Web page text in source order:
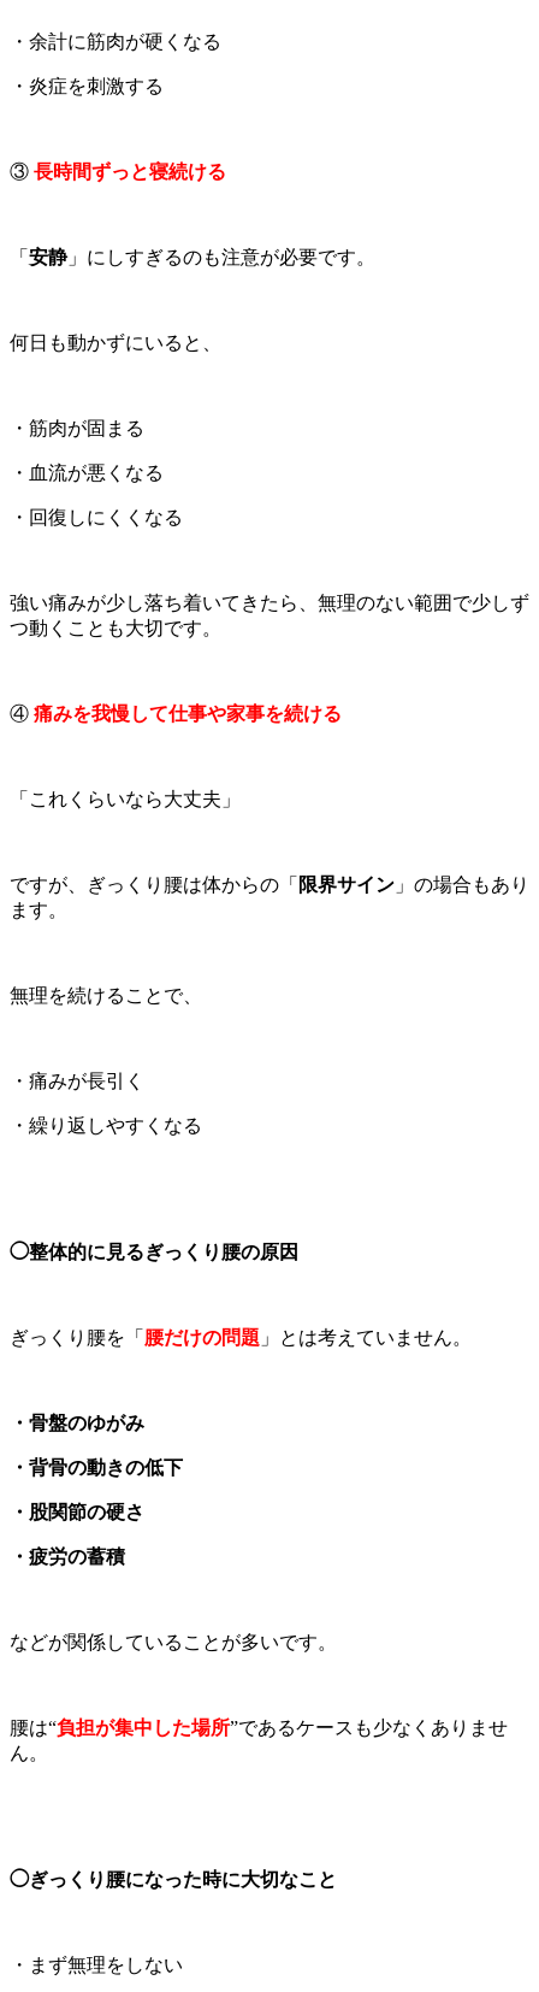
・余計に筋肉が硬くなる
・炎症を刺激する
③ 長時間ずっと寝続ける
「 安静」にしすぎるのも注意が必要です。
何日も動かずにいると、
・筋肉が固まる
・血流が悪くなる
・回復しにくくなる
強い痛みが少し落ち着いてきたら、無理のない範囲で少しず
つ動くことも大切です。
④ 痛みを我慢して仕事や家事を続ける
「これくらいなら大丈夫」
ですが、ぎっくり腰は体からの「 限界サイン 」の場合もあり
ます。
無理を続けることで、
・痛みが長引く
・繰り返しやすくなる
◯整体的に見るぎっくり腰の原因
ぎっくり腰を「 腰だけの問題 」とは考えていません。
・骨盤のゆがみ
・背骨の動きの低下
・股関節の硬さ
・疲労の蓄積
などが関係していることが多いです。
腰は“負担が集中した場所”であるケースも少なくありませ
ん。
◯ぎっくり腰になった時に大切なこと
・まず無理をしない